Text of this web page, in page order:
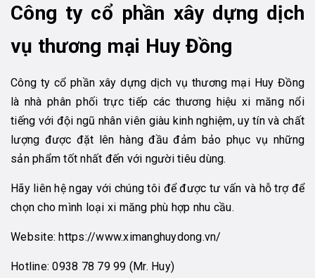
Công ty cổ phần xây dựng dịch
vụ thương mại Huy Đồng
Công ty cổ phần xây dựng dịch vụ thương mại Huy Đồng
là nhà phân phối trực tiếp các thương hiệu xi măng nổi
tiếng với đội ngũ nhân viên giàu kinh nghiệm, uy tín và chất
lượng được đặt lên hàng đầu đảm bảo phục vụ những
sản phẩm tốt nhất đến với người tiêu dùng.
Hãy liên hệ ngay với chúng tôi để được tư vấn và hỗ trợ để
chọn cho mình loại xi măng phù hợp nhu cầu.
Website:https://www.ximanghuydong.vn/
Hotline:0938 78 79 99 (Mr. Huy)